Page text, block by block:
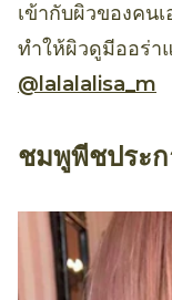
เข้ากับผิวของคน
ทำให้ผิวดูมีออร่า
@lalalalisa_m
ชมพูพีชประก